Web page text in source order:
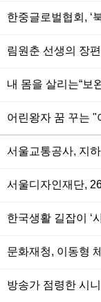
한중글로벌협회, ‘
림원춘 선생의 장
내 몸을 살리는“보
어린왕자 꿈 꾸는
서울교통공사, 지
서울디자인재단,
한국생활 길잡이 ‘
문화재청, 이동형
방송가 점령한 시